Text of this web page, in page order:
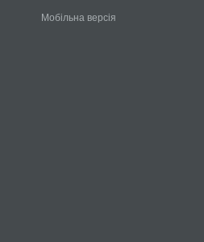
Мобільна версія